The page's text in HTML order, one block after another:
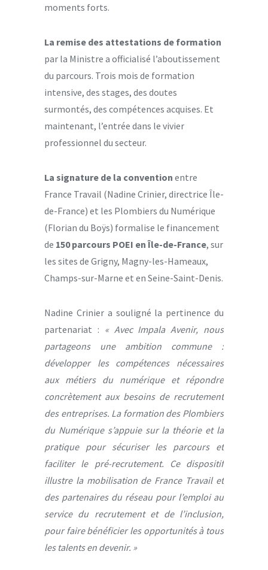
moments forts.
La remise des attestations de formation
par la Ministre a officialisé l’aboutissement
du parcours. Trois mois de formation
intensive, des stages, des doutes
surmontés, des compétences acquises. Et
maintenant, l’entrée dans le vivier
professionnel du secteur.
La signature de la convention entre
France Travail (Nadine Crinier, directrice Île-
de-France) et les Plombiers du Numérique
(Florian du Boÿs) formalise le financement
de 150 parcours POEI en Île-de-France, sur
les sites de Grigny, Magny-les-Hameaux,
Champs-sur-Marne et en Seine-Saint-Denis.
Nadine Crinier a souligné la pertinence du
partenariat : « Avec Impala Avenir, nous
partageons une ambition commune :
développer les compétences nécessaires
aux métiers du numérique et répondre
concrètement aux besoins de recrutement
des entreprises. La formation des Plombiers
du Numérique s’appuie sur la théorie et la
pratique pour sécuriser les parcours et
faciliter le pré-recrutement. Ce dispositif
illustre la mobilisation de France Travail et
des partenaires du réseau pour l’emploi au
service du recrutement et de l’inclusion,
pour faire bénéficier les opportunités à tous
les talents en devenir. »